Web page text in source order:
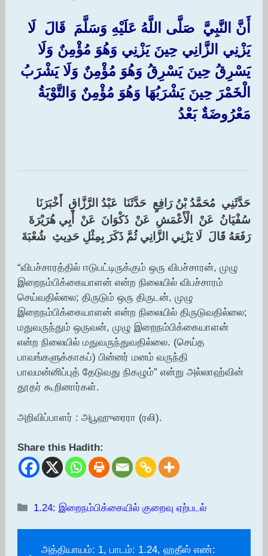
‏أَنَّ النَّبِيَّ ‏ ‏صَلَّى اللَّهُ عَلَيْهِ وَسَلَّمَ ‏ ‏قَالَ ‏ ‏لَا
يَزْنِي الزَّانِي حِينَ يَزْنِي وَهُوَ مُؤْمِنٌ وَلَا
يَسْرِقُ حِينَ يَسْرِقُ وَهُوَ مُؤْمِنٌ وَلَا يَشْرَبُ
الْخَمْرَ حِينَ يَشْرَبُهَا وَهُوَ مُؤْمِنٌ وَالتَّوْبَةُ
مَعْرُوضَةٌ بَعْدُ ‏
حَدَّثَنِي ‏ ‏مُحَمَّدُ بْنُ رَافِعٍ ‏ ‏حَدَّثَنَا ‏ ‏عَبْدُ الرَّزَّاقِ ‏ ‏أَخْبَرَنَا ‏
‏سُفْيَانُ ‏ ‏عَنْ ‏ ‏الْأَعْمَشِ ‏ ‏عَنْ ‏ ‏ذَكْوَانَ ‏ ‏عَنْ ‏ ‏أَبِي هُرَيْرَةَ ‏
‏رَفَعَهُ قَالَ ‏ ‏لَا يَزْنِي الزَّانِي ثُمَّ ذَكَرَ بِمِثْلِ حَدِيثِ ‏ ‏شُعْبَةَ
“விபச்சாரத்தில் ஈடுபட்டிருக்கும் ஒரு விபச்சாரன், முழு
இறைநம்பிக்கையாளன் என்ற நிலையில் விபச்சாரம்
செய்வதில்லை; திருடும் ஒரு திருடன், முழு
இறைநம்பிக்கையாளன் என்ற நிலையில் திருடுவதில்லை;
மதுவருந்தும் ஒருவன், முழு இறைநம்பிக்கையாளன்
என்ற நிலையில் மதுவருந்துவதில்லை. (செய்த
பாவங்களுக்காகப்) பின்னர் மனம் வருந்தி
பாவமன்னிப்புத் தேடுவது நிகழும்” என்று அல்லாஹ்வின்
தூதர் கூறினார்கள்.
அறிவிப்பாளர் : அபூஹுரைரா (ரலி).
Share this Hadith:
Categories
1.24: இறைநம்பிக்கையில் குறைவு ஏற்படல்
அத்தியாயம்: 1, பாடம்: 1.24, ஹதீஸ் எண்: